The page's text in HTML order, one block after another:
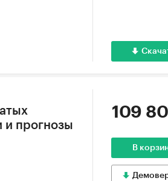
и прогнозы
109
В